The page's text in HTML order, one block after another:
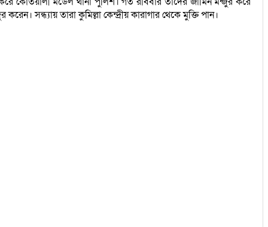
সন্ধ্যায় তারা কুমিল্লা কেন্দ্রীয় কারাগার থেকে মুক্তি পান।